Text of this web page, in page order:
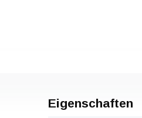
Eigenschaften